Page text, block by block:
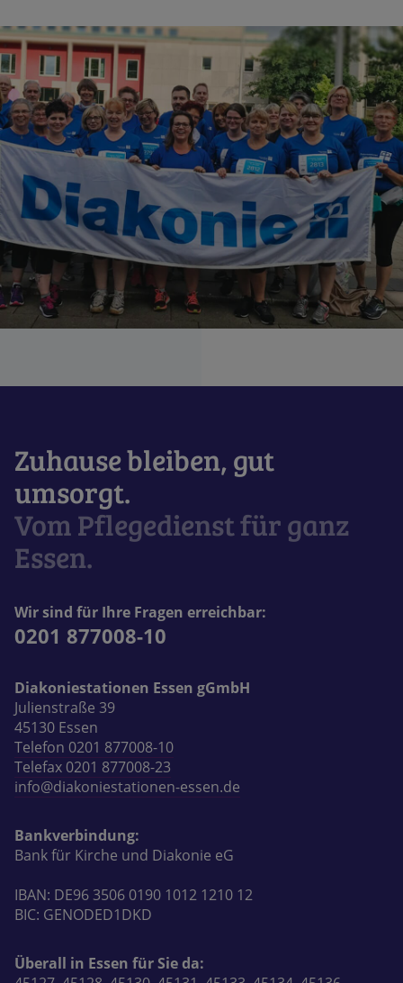
Zuhause bleiben, gut
umsorgt.
Vom Pflegedienst für ganz
Essen.
Wir sind für Ihre Fragen erreichbar:
0201 877008-10
Diakoniestationen Essen gGmbH
Julienstraße 39
45130 Essen
Telefon 0201 877008-10
Telefax 0201 877008-23
info@diakoniestationen-essen.de
Bankverbindung:
Bank für Kirche und Diakonie eG
IBAN: DE96 3506 0190 1012 1210 12
BIC: GENODED1DKD
Überall in Essen für Sie da: